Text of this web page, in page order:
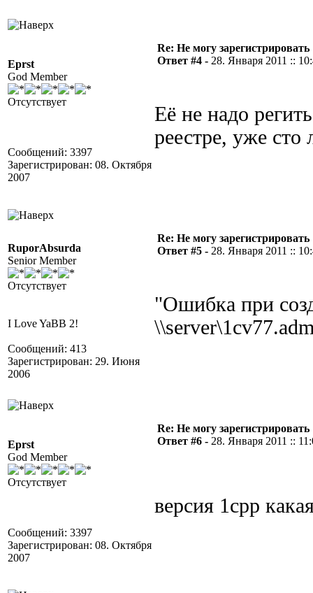
Eprst
God Member
Отсутствует
Сообщений: 3397
Зарегистрирован: 08. Октября
2007
Re: Не могу
Ответ #4 - 28. Января 2011 ::
Её не надо
реестре, уже сто
RuporAbsurda
Senior Member
Отсутствует
I Love YaBB 2!
Сообщений: 413
Зарегистрирован: 29. Июня
2006
Re: Не могу
Ответ #5 - 28. Января 2011 ::
"Ошибка при
Eprst
God Member
Отсутствует
Сообщений: 3397
Зарегистрирован: 08. Октября
2007
Re: Не могу
Ответ #6 - 28. Января 2011 ::
версия 1cpp